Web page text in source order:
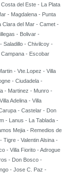
del Este - La Plata
- Magdalena - Punta
Clara del Mar - Camet -
- Bolivar -
Saladillo - Chivilcoy -
- Escobar
- Vte.Lopez - Villa
- Ciudadela -
- Martinez - Munro -
Adelina - Villa
- Castelar - Don
- Lanus - La Tablada -
Mejia - Remedios de
Tigre - Valentin Alsina -
- Villa Fiorito - Adrogue
- Don Bosco -
- Jose C. Paz -